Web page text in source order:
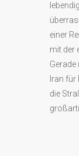
einer
mit der
Gerade
Iran
die